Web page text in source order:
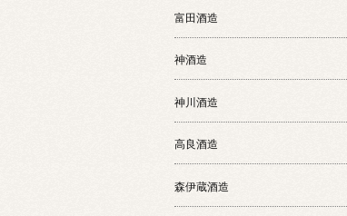
富田酒造
神酒造
神川酒造
高良酒造
森伊蔵酒造